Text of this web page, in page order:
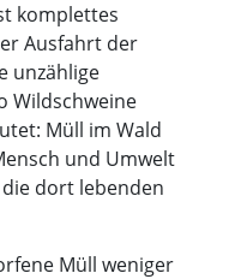
komplettes
Ausfahrt der
unzählige
Wildschweine
Müll im Wald
und Umwelt
dort lebenden
Müll weniger